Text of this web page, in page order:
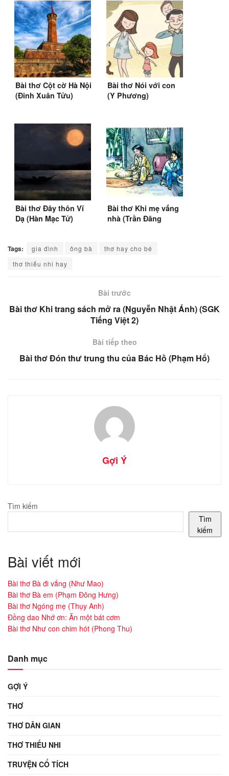
Bài thơ Cột cờ Hà Nội
(Đinh Xuân Tửu)
Bài thơ Nói với con
(Y Phương)
Bài thơ Đây thôn Vĩ
Dạ (Hàn Mạc Tử)
Bài thơ Khi mẹ vắng
nhà (Trần Đăng
Tags: gia đình ông bà
thơ hay cho bé
thơ thiếu nhi hay
Bài trước
Bài thơ Khi trang sách mở ra (Nguyễn Nhật Ánh) (SGK
Tiếng Việt 2)
Bài tiếp theo
Bài thơ Đón thư trung thu của Bác Hồ (Phạm Hổ)
Gợi Ý
Tìm kiếm
Tìm
kiếm
Bài viết mới
Bài thơ Bà đi vắng (Như Mao)
Bài thơ Bà em (Phạm Đông Hưng)
Bài thơ Ngóng mẹ (Thụy Anh)
Đồng dao Nhớ ơn: Ăn một bát cơm
Bài thơ Như con chim hót (Phong Thu)
Danh mục
GỢI Ý
THƠ
THƠ DÂN GIAN
THƠ THIẾU NHI
TRUYỆN CỔ TÍCH